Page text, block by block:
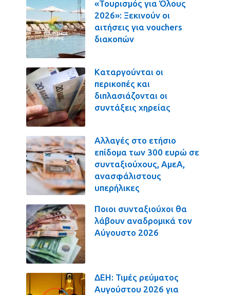
«Τουρισμός για Όλους
2026»: Ξεκινούν οι
αιτήσεις για vouchers
διακοπών
Καταργούνται οι
περικοπές και
διπλασιάζονται οι
συντάξεις χηρείας
Αλλαγές στο ετήσιο
επίδομα των 300 ευρώ σε
συνταξιούχους, ΑμεΑ,
ανασφάλιστους
υπερήλικες
Ποιοι συνταξιούχοι θα
λάβουν αναδρομικά τον
Αύγουστο 2026
ΔΕΗ: Τιμές ρεύματος
Αυγούστου 2026 για